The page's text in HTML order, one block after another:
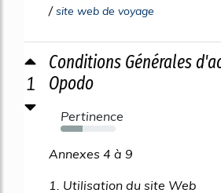
/site web de voyage
1
Conditions Générales
Opodo
Pertinence
40%
Annexes 4 à 9
1. Utilisation du site Web